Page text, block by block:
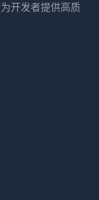
开发者提供高质